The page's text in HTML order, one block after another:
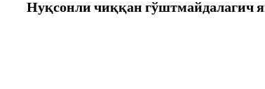
Нуқсонли чиққан гўштмайдалагич